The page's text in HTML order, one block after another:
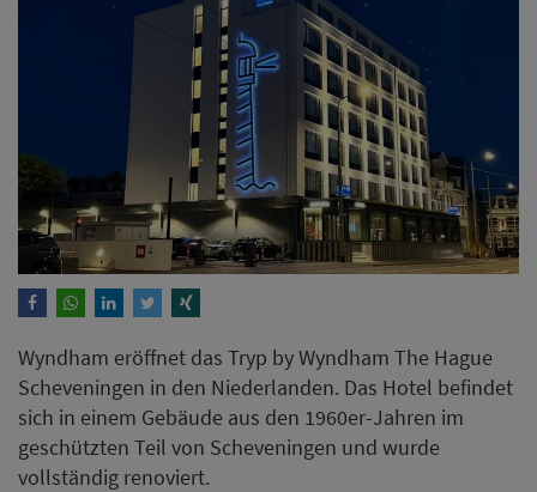
Wyndham eröffnet das Tryp by Wyndham The Hague
Scheveningen in den Niederlanden. Das Hotel befindet
sich in einem Gebäude aus den 1960er-Jahren im
geschützten Teil von Scheveningen und wurde
vollständig renoviert.